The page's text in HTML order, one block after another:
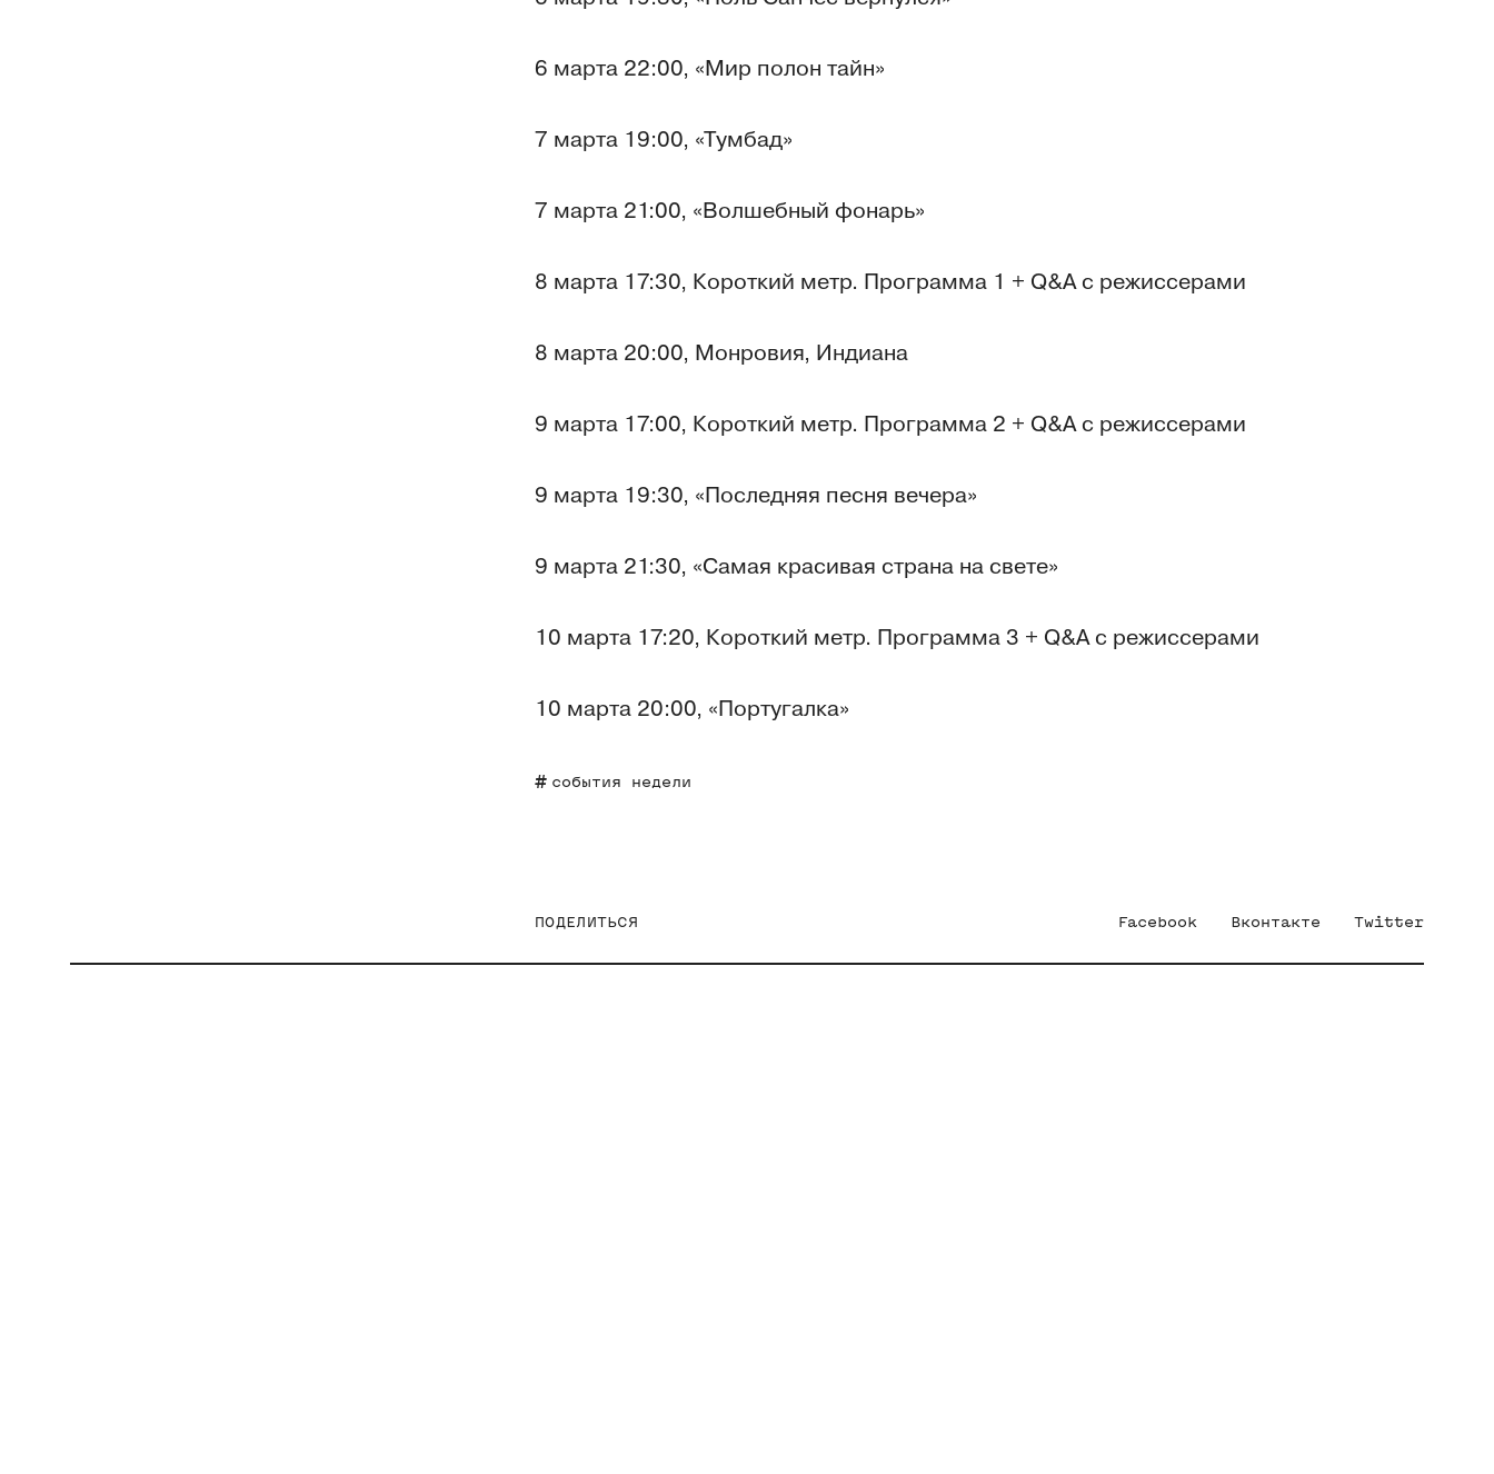
6 марта 22:00, «Мир полон тайн»
7 марта 19:00, «Тумбад»
7 марта 21:00, «Волшебный фонарь»
8 марта 17:30, Короткий метр. Программа 1 + Q&A с режиссерами
8 марта 20:00, Монровия, Индиана
9 марта 17:00, Короткий метр. Программа 2 + Q&A с режиссерами
9 марта 19:30, «Последняя песня вечера»
9 марта 21:30, «Самая красивая страна на свете»
10 марта 17:20, Короткий метр. Программа 3 + Q&A с режиссерами
10 марта 20:00, «Португалка»
события недели
ПОДЕЛИТЬСЯ Facebook Вконтакте Twitter